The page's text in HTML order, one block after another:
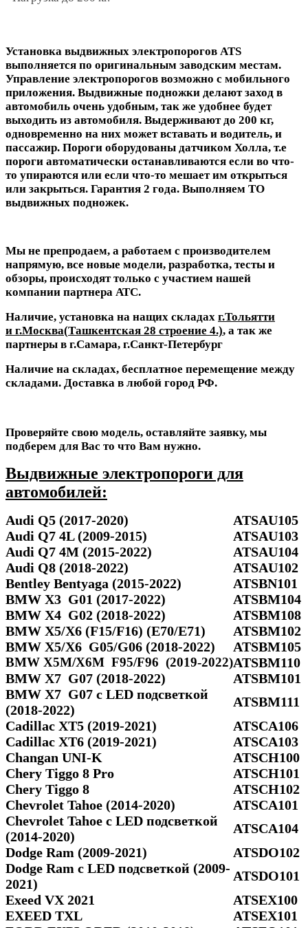
Установка выдвижных электропорогов ATS
выполняется по оригинальным заводским местам.
Управление электропорогов возможно с мобильного
приложения. Выдвижные подножки делают заход в
автомобиль очень удобным, так же удобнее будет
выходить из автомобиля. Выдерживают до 200 кг,
одновременно на них может вставать и водитель, и
пассажир. Пороги оборудованы датчиком Холла, т.е
пороги автоматически останавливаются если во что-
то упираются или если что-то мешает им открыться
или закрыться. Гарантия 2 года. Выполняем ТО
выдвижных подножек.
Мы не препродаем, а работаем с производителем
напрямую, все новые модели, разработка, тесты и
обзоры, происходят только с участием нашей
компании партнера АТС.
Наличие, установка на нащих складах г.Тольятти
и г.Москва(Ташкентская 28 строение 4.), а так же
партнеры в г.Самара, г.Санкт-Петербург
Наличие на складах, бесплатное перемещение между
складами. Доставка в любой город РФ.
Проверяйте свою модель, оставляйте заявку, мы
подберем для Вас то что Вам нужно.
Выдвижные электропороги для
автомобилей:
Audi Q5 (2017-2020)
ATSAU105
Audi Q7 4L (2009-2015)
ATSAU103
Audi Q7 4M (2015-2022)
ATSAU104
Audi Q8 (2018-2022)
ATSAU102
Bentley Bentyaga (2015-2022)
ATSBN101
BMW X3 G01 (2017-2022)
ATSBM104
BMW X4 G02 (2018-2022)
ATSBM108
BMW X5/X6 (F15/F16) (E70/E71)
ATSBM102
BMW X5/Х6 G05/G06 (2018-2022)
ATSBM105
BMW X5M/X6M F95/F96 (2019-2022)ATSBM110
BMW X7 G07 (2018-2022)
ATSBM101
BMW X7 G07 с LED подсветкой
(2018-2022)
ATSBM111
Cadillac XT5 (2019-2021)
ATSCA106
Cadillac XT6 (2019-2021)
ATSCA103
Changan UNI-K
ATSCH100
Chery Tiggo 8 Pro
ATSCH101
Chery Tiggo 8
ATSCH102
Chevrolet Tahoe (2014-2020)
ATSCA101
Chevrolet Tahoe с LED подсветкой
(2014-2020)
ATSCA104
Dodge Ram (2009-2021)
ATSDO102
Dodge Ram c LED подсветкой (2009-
2021)
ATSDO101
Exeed VX 2021
ATSEX100
EXEED TXL
ATSEX101